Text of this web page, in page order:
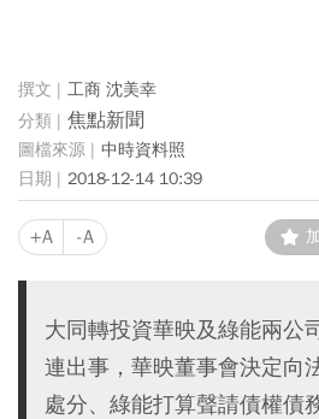
工商 沈美幸
焦點新聞
中時資料照
2018-12-14 10:39
+A -A
大同轉投資華映及綠能兩公
連出事，華映董事會決定向
處分、綠能打算聲請債權債